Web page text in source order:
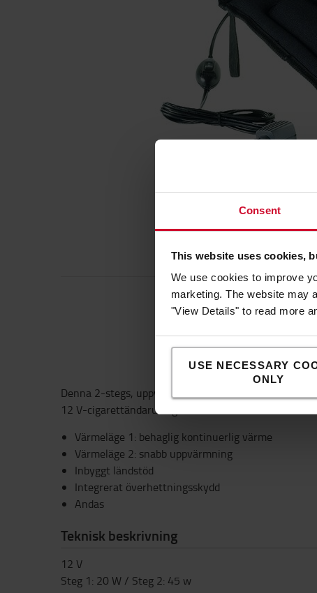
Consent
This website uses cookies,
We use cookies to improve
marketing. The website may
"View Details" to read more
USE NECESSARY
ONLY
Denna 2-stegs, uppvärmbara sätesdyna är särskilt
12 V-cigarettändaruttaget.
Värmeläge 1: behaglig kontinuerlig värme
Värmeläge 2: snabb uppvärmning
Inbyggt ländstöd
Integrerat överhettningsskydd
Andas
Teknisk beskrivning
12 V
Steg 1: 20 W / Steg 2: 45 w